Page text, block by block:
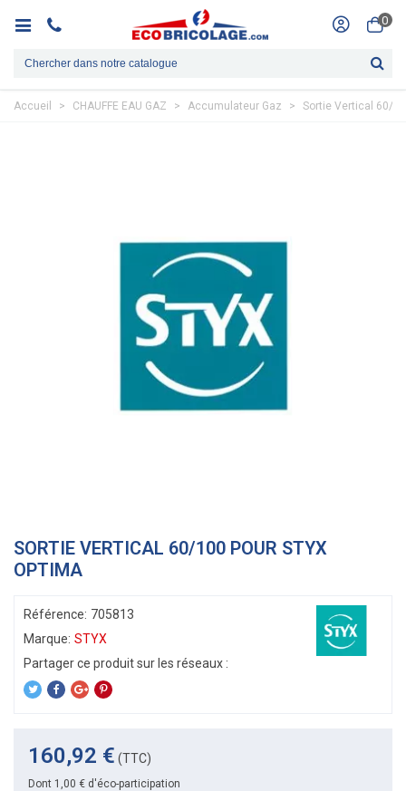
0
Accueil > CHAUFFE EAU GAZ > Accumulateur Gaz > Sortie Vertical 60/
SORTIE VERTICAL 60/100 POUR STYX
OPTIMA
Référence: 705813
Marque: STYX
160,92 € (TTC)
Dont 1,00 € d'éco-participation